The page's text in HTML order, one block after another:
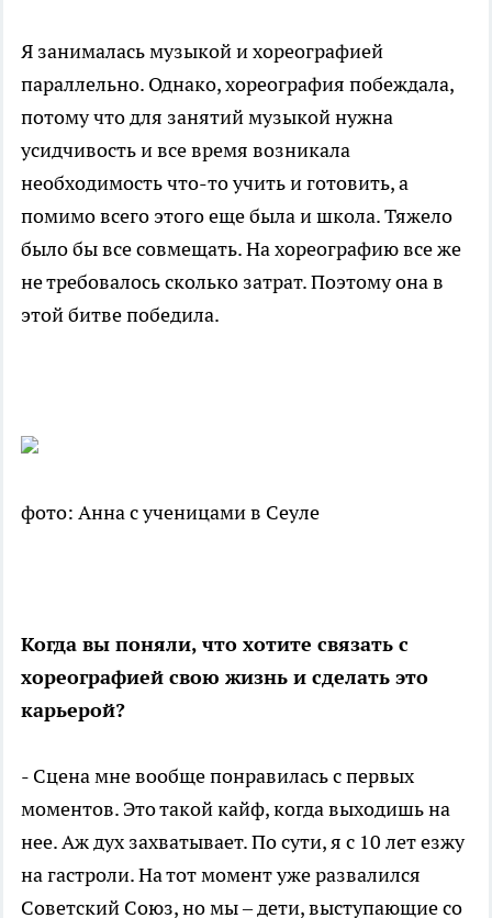
Я занималась музыкой и хореографией
параллельно. Однако, хореография побеждала,
потому что для занятий музыкой нужна
усидчивость и все время возникала
необходимость что-то учить и готовить, а
помимо всего этого еще была и школа. Тяжело
было бы все совмещать. На хореографию все же
не требовалось сколько затрат. Поэтому она в
этой битве победила.
фото: Анна с ученицами в Сеуле
Когда вы поняли, что хотите связать с
хореографией свою жизнь и сделать это
карьерой?
- Сцена мне вообще понравилась с первых
моментов. Это такой кайф, когда выходишь на
нее. Аж дух захватывает. По сути, я с 10 лет езжу
на гастроли. На тот момент уже развалился
Советский Союз, но мы – дети, выступающие со